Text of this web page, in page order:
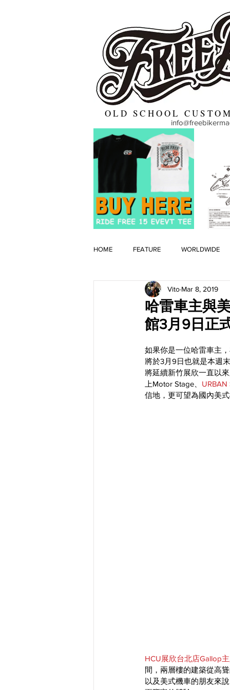
OLD SCHOOL
HOME FEATURE WORLDWIDE
OLD TIMER
哈雷車主與
館3月9日正
Vito Mar 8, 2019
如果你是一位哈雷車主
將於3月9日也就是本週
將延續新竹展欣一直以
上Motor Stage、 URBAN
信地，更可望為國內美
HCU展欣台北店Gallop
間，兩層樓的建築從高
以及美式機車的朋友來